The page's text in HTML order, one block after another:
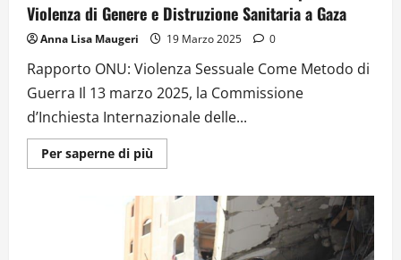
Violenza di Genere e Distruzione Sanitaria a Gaza
Anna Lisa Maugeri 19 Marzo 2025 0
Rapporto ONU: Violenza Sessuale Come Metodo di
Guerra Il 13 marzo 2025, la Commissione
d’Inchiesta Internazionale delle...
Per saperne di piùUlteriori
informazioni
Accuse
di
Genocidio
Contro
Israele